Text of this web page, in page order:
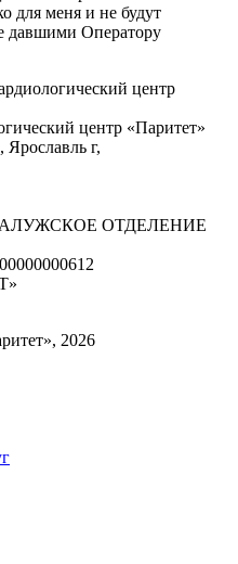
для меня и не будут
давшими Оператору
центр
центр «Паритет»
Ярославль г,
КАЛУЖСКОЕ ОТДЕЛЕНИЕ
2026